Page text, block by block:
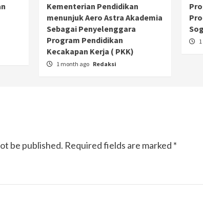
Kementerian Pendidikan
menunjuk Aero Astra Akademia
Sebagai Penyelenggara
Program Pendidikan
Kecakapan Kerja ( PKK)
1 month ago Redaksi
be published. Required fields are marked *
Otomotif
2 months